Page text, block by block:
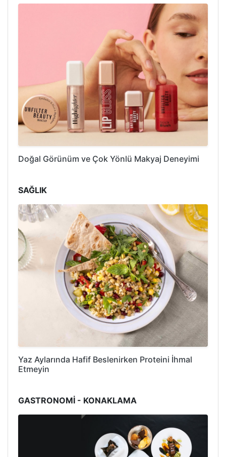
Doğal Görünüm ve Çok Yönlü Makyaj Deneyimi
SAĞLIK
Yaz Aylarında Hafif Beslenirken Proteini İhmal
Etmeyin
GASTRONOMİ - KONAKLAMA